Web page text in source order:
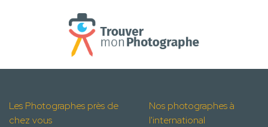
Les Photographes près de
chez vous
Nos photographes à
l'international